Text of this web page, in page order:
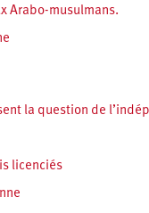
Arabo-musulmans.
la question de
licenciés